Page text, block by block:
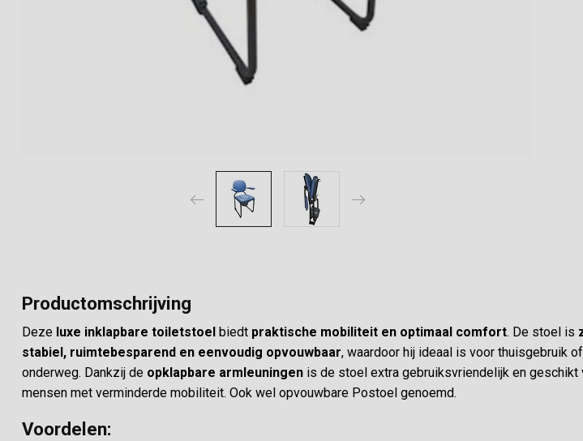
Productomschrijving
Deze luxe inklapbare toiletstoel biedt praktische mobiliteit en optimaal comfort. De stoel is
stabiel, ruimtebesparend en eenvoudig opvouwbaar, waardoor hij ideaal is voor thuisgebruik of
onderweg. Dankzij de opklapbare armleuningen is de stoel extra gebruiksvriendelijk en geschikt
mensen met verminderde mobiliteit. Ook wel opvouwbare Postoel genoemd.
Voordelen: